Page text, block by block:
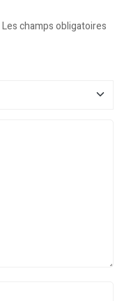
Les champs obligatoires